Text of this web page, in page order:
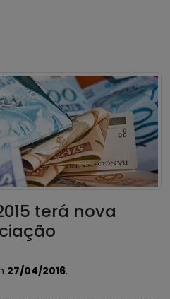
terá nova
27/04/2016.